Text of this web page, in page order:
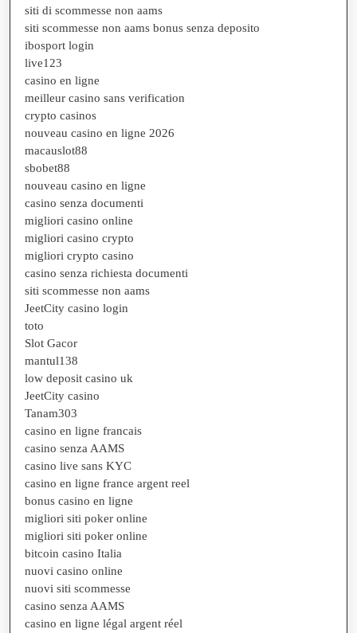
siti di scommesse non aams
siti scommesse non aams bonus senza deposito
ibosport login
live123
casino en ligne
meilleur casino sans verification
crypto casinos
nouveau casino en ligne 2026
macauslot88
sbobet88
nouveau casino en ligne
casino senza documenti
migliori casino online
migliori casino crypto
migliori crypto casino
casino senza richiesta documenti
siti scommesse non aams
JeetCity casino login
toto
Slot Gacor
mantul138
low deposit casino uk
JeetCity casino
Tanam303
casino en ligne francais
casino senza AAMS
casino live sans KYC
casino en ligne france argent reel
bonus casino en ligne
migliori siti poker online
migliori siti poker online
bitcoin casino Italia
nuovi casino online
nuovi siti scommesse
casino senza AAMS
casino en ligne légal argent réel